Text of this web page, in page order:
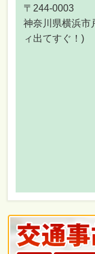
〒244-0003
神奈川県横浜市
ィ出てすぐ！)